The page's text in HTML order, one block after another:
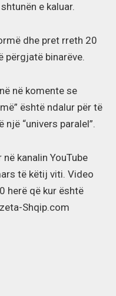
e kaluar.
dhe pret rreth 20
përgjatë binarëve.
në komente se
është ndalur për të
një “univers paralel”.
kanalin YouTube
të këtij viti. Video
herë që kur është
Shqip.com